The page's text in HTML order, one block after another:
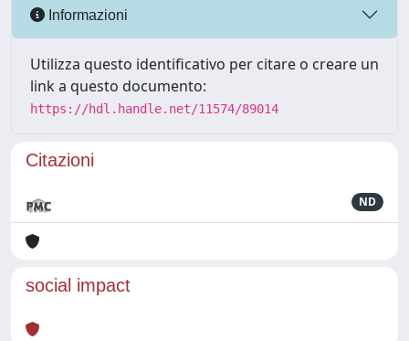
Informazioni
Utilizza questo identificativo per citare o creare un
link a questo documento:
https://hdl.handle.net/11574/89014
Citazioni
ND
social impact